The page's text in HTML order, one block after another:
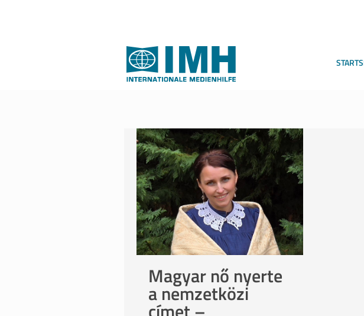
Magyar nő nyerte
a nemzetközi